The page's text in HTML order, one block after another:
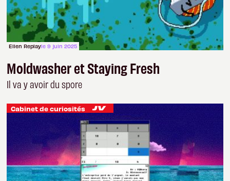
Ellen Replayle 9 juin 2025
Moldwasher et Staying Fresh
Il va y avoir du spore
Cabinet de curiosités